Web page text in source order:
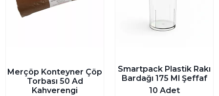
Merçöp Konteyner Çöp
Torbası 50 Ad
Kahverengi
Smartpack Plastik Rakı
Bardağı 175 Ml Şeffaf
10 Adet